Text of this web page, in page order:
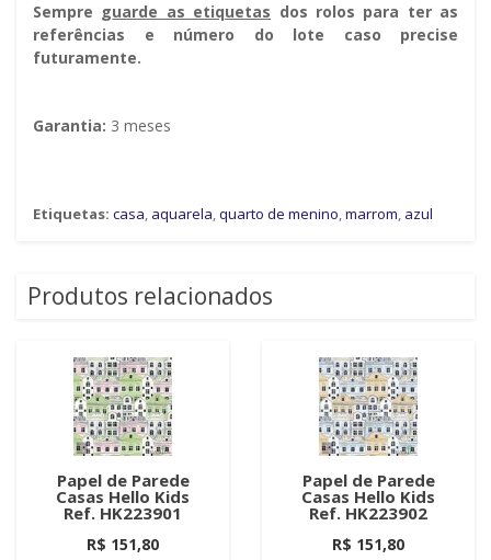
Sempre guarde as etiquetas dos rolos para ter as
referências e número do lote caso precise
futuramente.
Garantia: 3 meses
Etiquetas: casa, aquarela,quarto de menino,marrom, azul
Produtos relacionados
Papel de Parede
Casas Hello Kids
Ref. HK223901
R$ 151,80
Papel de Parede
Casas Hello Kids
Ref. HK223902
R$ 151,80